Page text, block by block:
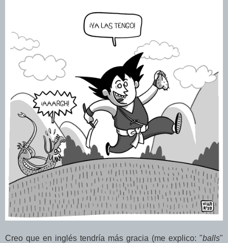
Creo que en inglés tendría más gracia (me explico: "balls"